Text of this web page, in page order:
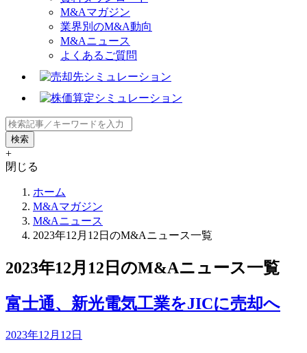
M&Aマガジン
業界別のM&A動向
M&Aニュース
よくあるご質問
+
閉じる
ホーム
M&Aマガジン
M&Aニュース
2023年12月12日のM&Aニュース一覧
2023年12月12日のM&Aニュース一覧
富士通、新光電気工業をJICに売却へ
2023年12月12日